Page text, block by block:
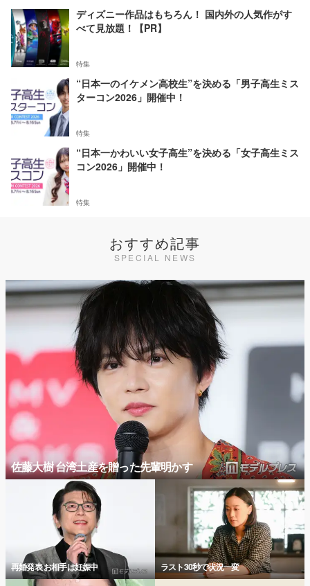
ディズニー作品はもちろん！ 国内外の人気作がす
べて見放題！【PR】
特集
“日本一のイケメン高校生”を決める「男子高生ミス
ターコン2026」開催中！
特集
“日本一かわいい女子高生”を決める「女子高生ミス
コン2026」開催中！
特集
おすすめ記事
SPECIAL NEWS
佐藤大樹 台湾土産を贈った先輩明かす
再婚発表 お相手は妊娠中 ラスト30秒で状況一変